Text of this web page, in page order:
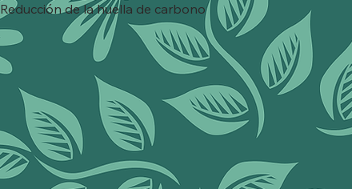
Reducción de la huella de carbono